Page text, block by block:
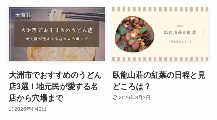
大洲市でおすすめのうどん
店3選！地元民が愛する名
店から穴場まで
2026年4月2日
臥龍山荘の紅葉の日程と見
どころは？
2026年3月3日